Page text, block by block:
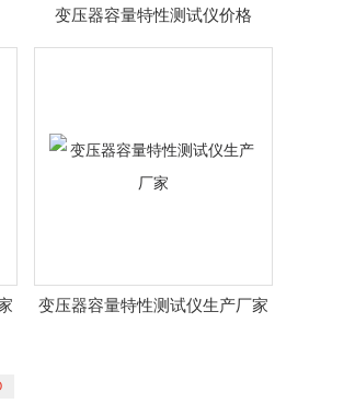
变压器容量特性测试仪价格
变压器容量特性测试仪生产厂家